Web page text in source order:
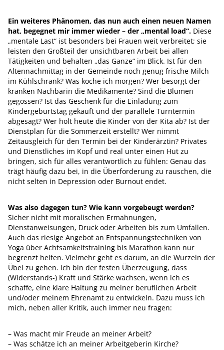
Ein weiteres Phänomen, das nun auch einen neuen Namen
hat, begegnet mir immer wieder – der „mental load“. Diese
„mentale Last“ ist besonders bei Frauen weit verbreitet; sie
leisten den Großteil der unsichtbaren Arbeit bei allen
Tätigkeiten und behalten „das Ganze“ im Blick. Ist für den
Altennachmittag in der Gemeinde noch genug frische Milch
im Kühlschrank? Was koche ich morgen? Wer besorgt der
kranken Nachbarin die Medikamente? Sind die Blumen
gegossen? Ist das Geschenk für die Einladung zum
Kindergeburtstag gekauft und der parallele Turntermin
abgesagt? Wer holt heute die Kinder von der Kita ab? Ist der
Dienstplan für die Sommerzeit erstellt? Wer nimmt
Zeitausgleich für den Termin bei der Kinderärztin? Privates
und Dienstliches im Kopf und real unter einen Hut zu
bringen, sich für alles verantwortlich zu fühlen: Genau das
trägt häufig dazu bei, in die Überforderung zu rauschen, die
nicht selten in Depression oder Burnout endet.
Was also dagegen tun? Wie kann vorgebeugt werden?
Sicher nicht mit moralischen Ermahnungen,
Dienstanweisungen, Druck oder Arbeiten bis zum Umfallen.
Auch das riesige Angebot an Entspannungstechniken von
Yoga über Achtsamkeitstraining bis Marathon kann nur
begrenzt helfen. Vielmehr geht es darum, an die Wurzeln der
Übel zu gehen. Ich bin der festen Überzeugung, dass
(Widerstands-) Kraft und Stärke wachsen, wenn ich es
schaffe, eine klare Haltung zu meiner beruflichen Arbeit
und/oder meinem Ehrenamt zu entwickeln. Dazu muss ich
mich, neben aller Kritik, auch immer neu fragen:
– Was macht mir Freude an meiner Arbeit?
– Was schätze ich an meiner Arbeitgeberin Kirche?